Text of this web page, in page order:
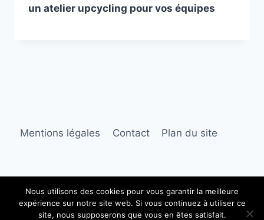
un atelier upcycling pour vos équipes
Mentions légales Contact Plan du site
© 2026 Babiola
Nous utilisons des cookies pour vous garantir la meilleure
expérience sur notre site web. Si vous continuez à utiliser ce
site, nous supposerons que vous en êtes satisfait.